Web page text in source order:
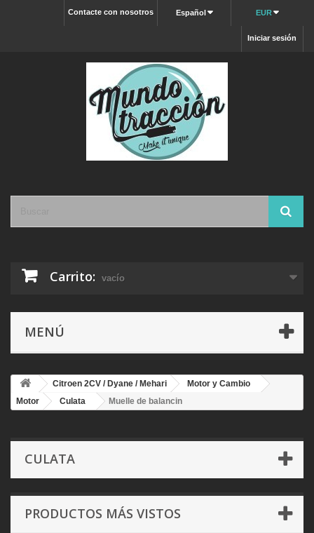
EUR
Español
Contacte con nosotros
Iniciar sesión
Carrito: vacío
MENÚ
Citroen 2CV / Dyane / Mehari
Motor y Cambio
Motor
Culata Muelle de balancin
CULATA
PRODUCTOS MÁS VISTOS